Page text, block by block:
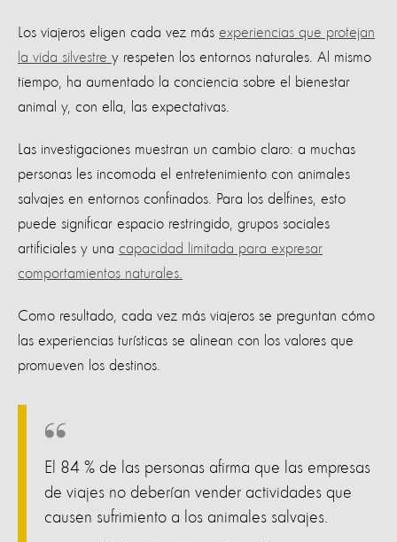
Los viajeros eligen cada vez más experiencias que protejan
la vida silvestre y respeten los entornos naturales. Al mismo
tiempo, ha aumentado la conciencia sobre el bienestar
animal y, con ella, las expectativas.
Las investigaciones muestran un cambio claro: a muchas
personas les incomoda el entretenimiento con animales
salvajes en entornos confinados. Para los delfines, esto
puede significar espacio restringido, grupos sociales
artificiales y una capacidad limitada para expresar
comportamientos naturales.
Como resultado, cada vez más viajeros se preguntan cómo
las experiencias turísticas se alinean con los valores que
promueven los destinos.
El 84 % de las personas afirma que las empresas
de viajes no deberían vender actividades que
causen sufrimiento a los animales salvajes.